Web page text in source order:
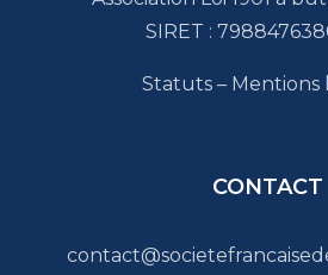
SIRET :
Statuts – Mentions
CONTACT